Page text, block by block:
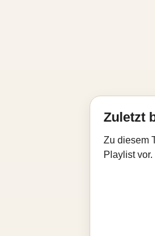
Zuletzt
Zu diesem
Playlist vor.